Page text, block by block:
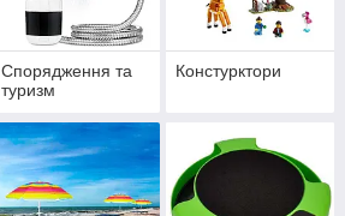
Спорядження та
туризм
Констурктори